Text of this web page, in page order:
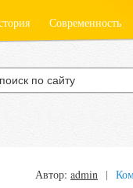
Современность
Автор: admin |